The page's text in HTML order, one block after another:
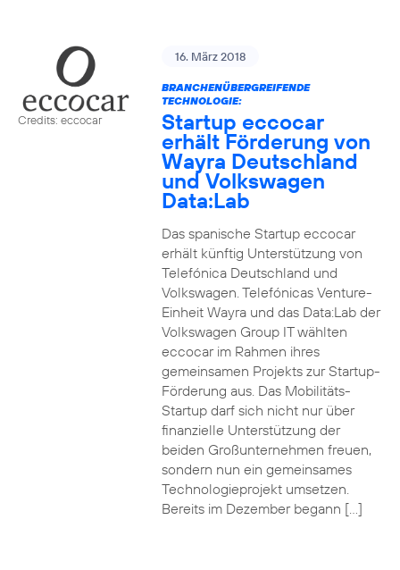
Credits: eccocar
16. März 2018
BRANCHENÜBERGREIFENDE
TECHNOLOGIE:
Startup eccocar
erhält Förderung von
Wayra Deutschland
und Volkswagen
Data:Lab
Das spanische Startup eccocar
erhält künftig Unterstützung von
Telefónica Deutschland und
Volkswagen. Telefónicas Venture-
Einheit Wayra und das Data:Lab der
Volkswagen Group IT wählten
eccocar im Rahmen ihres
gemeinsamen Projekts zur Startup-
Förderung aus. Das Mobilitäts-
Startup darf sich nicht nur über
finanzielle Unterstützung der
beiden Großunternehmen freuen,
sondern nun ein gemeinsames
Technologieprojekt umsetzen.
Bereits im Dezember begann […]